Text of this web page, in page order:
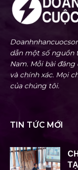
dẫn một số nguồn
Nam. Mỗi bài
và chính xác. Mọi
của chúng tôi.
TIN TỨC MỚI